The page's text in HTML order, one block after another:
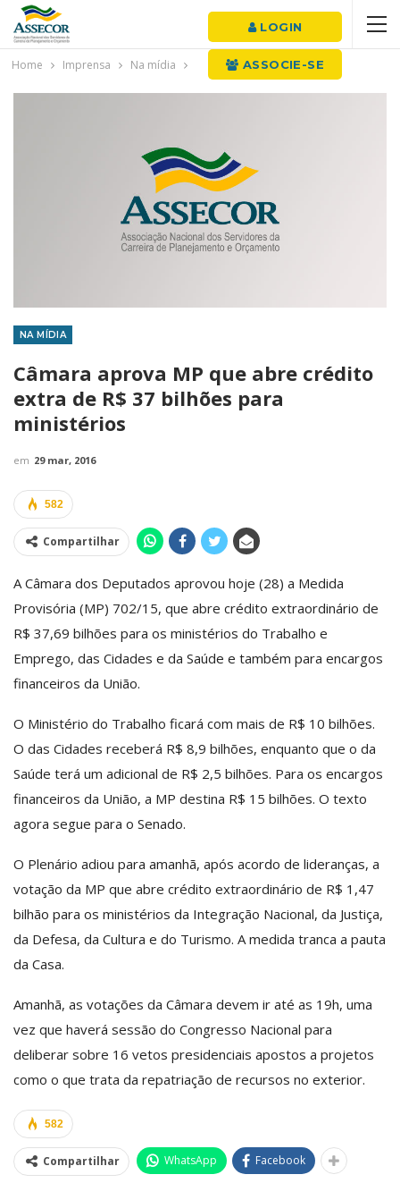
LOGIN
ASSOCIE-SE
Home Imprensa Na mídia
NA MÍDIA
Câmara aprova MP que abre crédito
extra de R$ 37 bilhões para
ministérios
em 29 mar, 2016
582
Compartilhar
A Câmara dos Deputados aprovou hoje (28) a Medida
Provisória (MP) 702/15, que abre crédito extraordinário de
R$ 37,69 bilhões para os ministérios do Trabalho e
Emprego, das Cidades e da Saúde e também para encargos
financeiros da União.
O Ministério do Trabalho ficará com mais de R$ 10 bilhões.
O das Cidades receberá R$ 8,9 bilhões, enquanto que o da
Saúde terá um adicional de R$ 2,5 bilhões. Para os encargos
financeiros da União, a MP destina R$ 15 bilhões. O texto
agora segue para o Senado.
O Plenário adiou para amanhã, após acordo de lideranças, a
votação da MP que abre crédito extraordinário de R$ 1,47
bilhão para os ministérios da Integração Nacional, da Justiça,
da Defesa, da Cultura e do Turismo. A medida tranca a pauta
da Casa.
Amanhã, as votações da Câmara devem ir até as 19h, uma
vez que haverá sessão do Congresso Nacional para
deliberar sobre 16 vetos presidenciais apostos a projetos
como o que trata da repatriação de recursos no exterior.
582
Compartilhar WhatsApp Facebook